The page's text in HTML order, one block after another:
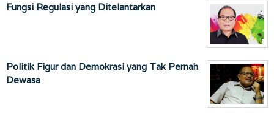
Fungsi Regulasi yang Ditelantarkan
Politik Figur dan Demokrasi yang Tak Pernah
Dewasa